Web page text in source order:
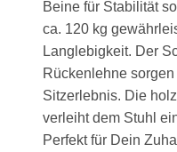
Beine für Stabilität
ca. 120 kg
Langlebigkeit. Der
Rückenlehne
Sitzerlebnis. Die
verleiht dem Stuhl
Perfekt für Dein